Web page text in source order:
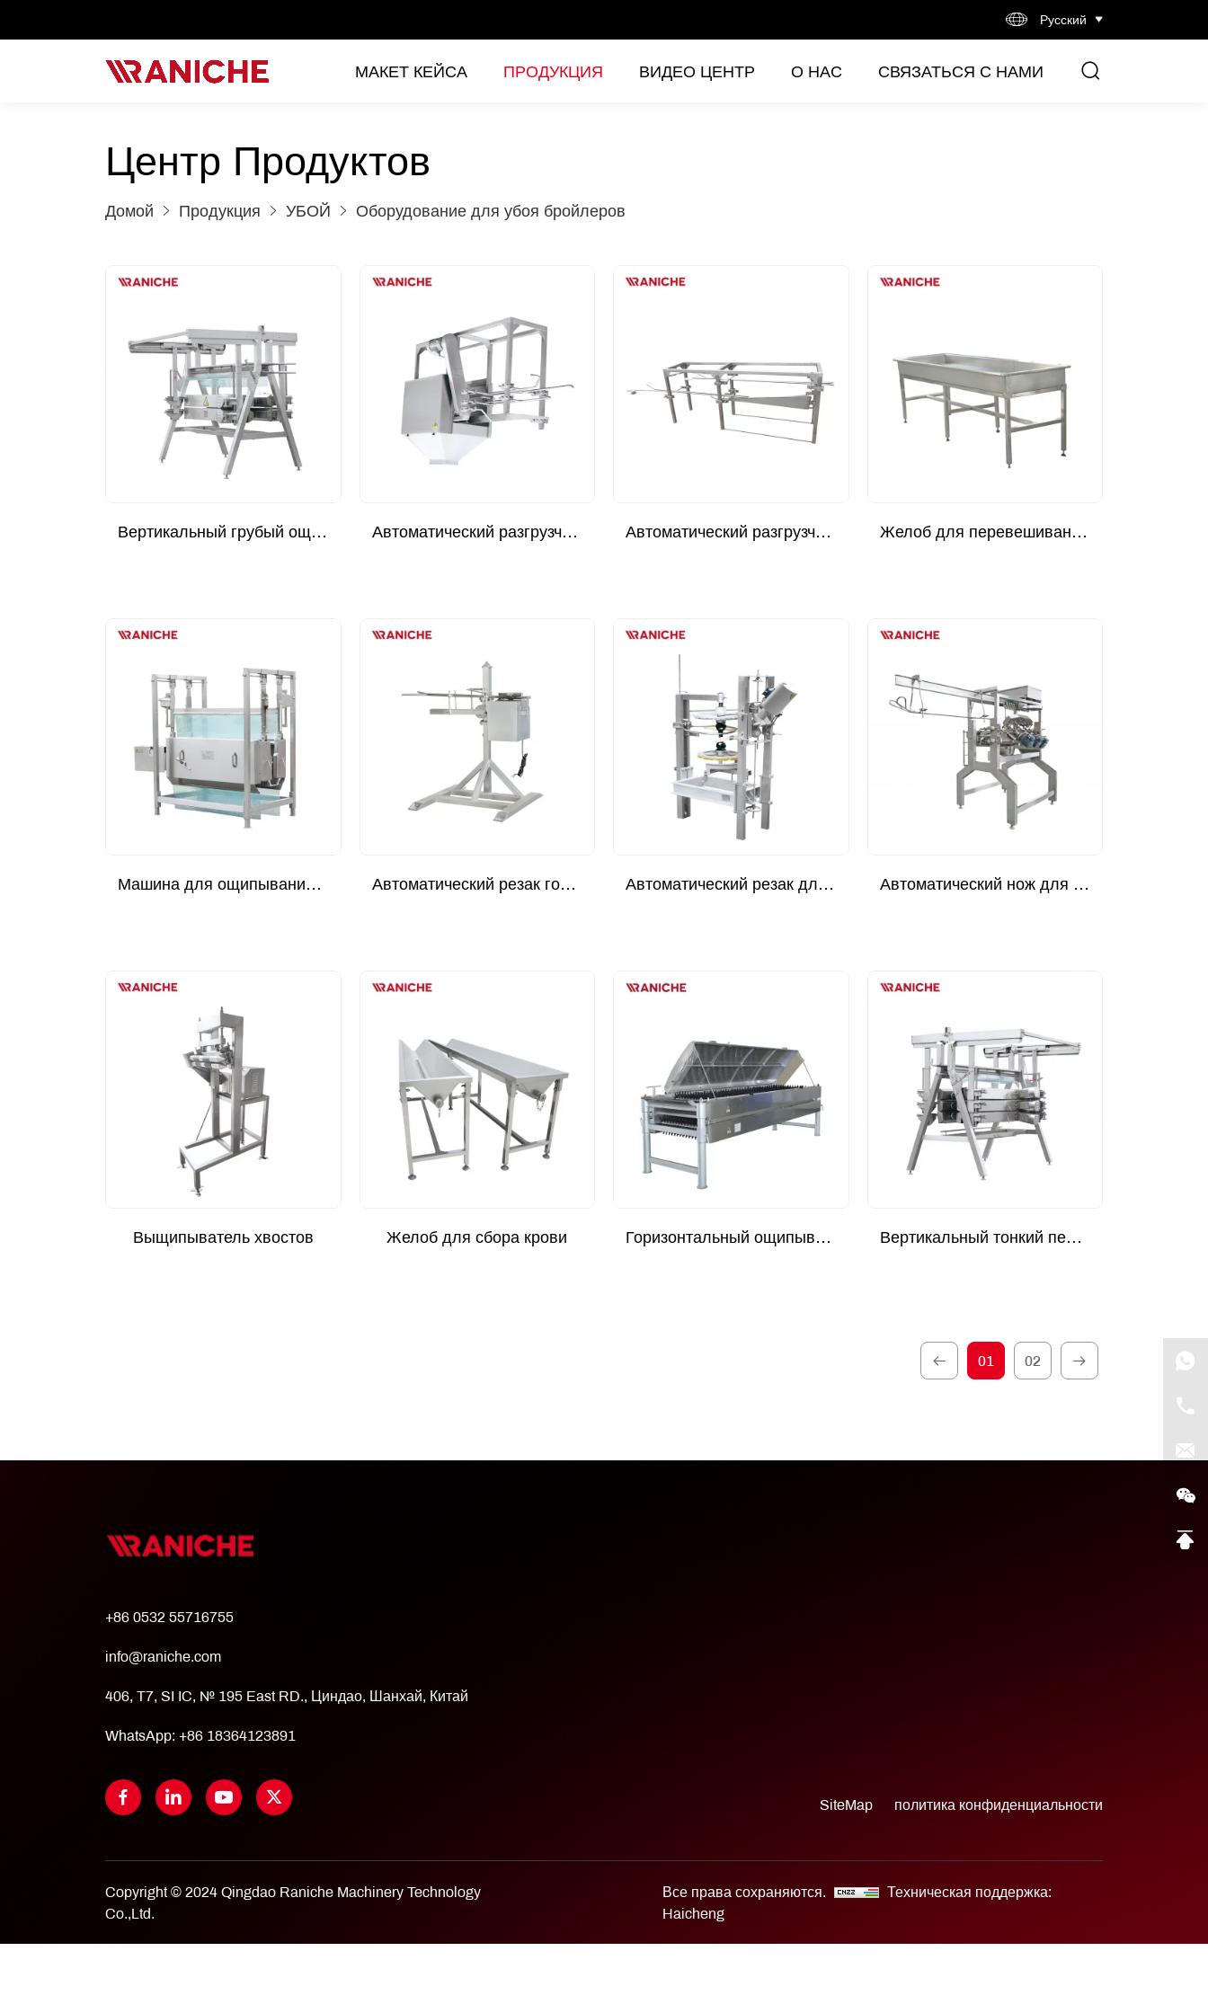
Русский
МАКЕТ КЕЙСА ПРОДУКЦИЯ ВИДЕО ЦЕНТР О НАС СВЯЗАТЬСЯ С НАМИ
Центр Продуктов
Домой Продукция УБОЙ Оборудование для убоя бройлеров
Вертикальный грубый ощипыватель Автоматический разгрузчик ног - тип привода двигателя Автоматический разгрузчик ног - Тип без питания Желоб для перевешивания туш
Машина для ощипывания головы и шеи Автоматический резак головки - тип Ground Автоматический резак для ног Автоматический нож для предварительного резака
Выщипыватель хвостов Желоб для сбора крови Горизонтальный ощипыватель Вертикальный тонкий перощипальный станок
01 02
+86 0532 55716755
info@raniche.com
406, T7, SI IC, № 195 East RD., Циндао, Шанхай, Китай
WhatsApp: +86 18364123891
SiteMap политика конфиденциальности
Copyright © 2024 Qingdao Raniche Machinery Technology
Co.,Ltd.
Все права сохраняются.
Техническая поддержка:
Haicheng